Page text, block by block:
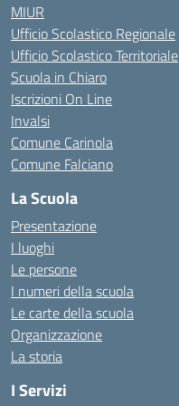
MIUR
Ufficio Scolastico Regionale
Ufficio Scolastico Territoriale
Scuola in Chiaro
Iscrizioni On Line
Invalsi
Comune Carinola
Comune Falciano
La Scuola
Presentazione
I luoghi
Le persone
I numeri della scuola
Le carte della scuola
Organizzazione
La storia
I Servizi